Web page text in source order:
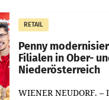
gemacht und die
Markterwartung
übertroffen.
RETAIL
Penny
Filialen in Ober-
Niederösterreich
WIENER NEUDORF. –